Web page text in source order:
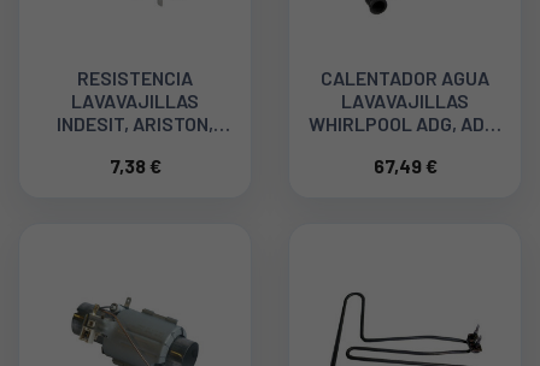
RESISTENCIA
LAVAVAJILLAS
INDESIT, ARISTON,
C00380151
7,38 €
CALENTADOR AGUA
LAVAVAJILLAS
WHIRLPOOL ADG, ADP,
481010518499
67,49 €